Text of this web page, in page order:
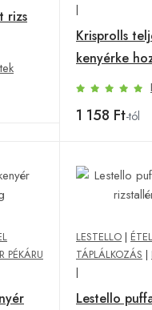
rizs
g
|
Krisprolls
kenyérke
cukor
1 158 Ft-tól
PÉKÁRU
LESTELLO |
TÁPLÁLKOZÁS |
|
Lestello